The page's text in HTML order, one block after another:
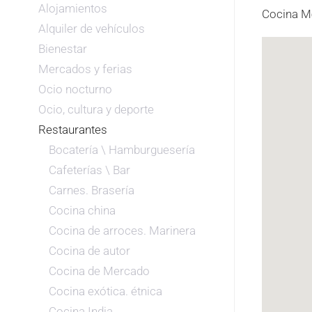
Cocina
Alojamientos
Alquiler de vehículos
Bienestar
Mercados y ferias
Ocio nocturno
Ocio, cultura y deporte
Restaurantes
Bocatería \ Hamburguesería
Cafeterías \ Bar
Carnes. Brasería
Cocina china
Cocina de arroces. Marinera
Cocina de autor
Cocina de Mercado
Cocina exótica. étnica